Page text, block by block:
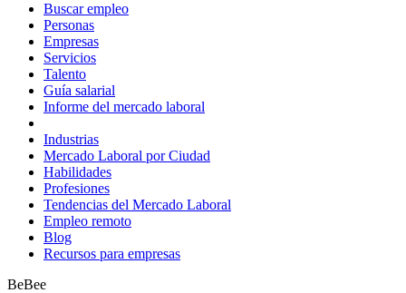
Buscar empleo
Personas
Empresas
Servicios
Talento
Guía salarial
Informe del mercado laboral
Industrias
Mercado Laboral por Ciudad
Habilidades
Profesiones
Tendencias del Mercado Laboral
Empleo remoto
Blog
Recursos para empresas
BeBee